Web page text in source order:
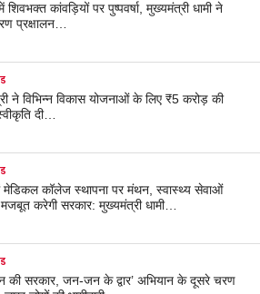
में शिवभक्त कांवड़ियों पर पुष्पवर्षा, मुख्यमंत्री धामी ने
प्रक्षालन…
ने विभिन्न विकास योजनाओं के लिए ₹5 करोड़ की
दी…
मेडिकल कॉलेज स्थापना पर मंथन, स्वास्थ्य सेवाओं
करेगी सरकार: मुख्यमंत्री धामी…
की सरकार, जन-जन के द्वार’ अभियान के दूसरे चरण